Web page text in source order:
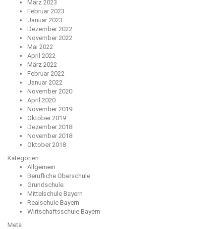
März 2023
Februar 2023
Januar 2023
Dezember 2022
November 2022
Mai 2022
April 2022
März 2022
Februar 2022
Januar 2022
November 2020
April 2020
November 2019
Oktober 2019
Dezember 2018
November 2018
Oktober 2018
Kategorien
Allgemein
Berufliche Oberschule
Grundschule
Mittelschule Bayern
Realschule Bayern
Wirtschaftsschule Bayern
Meta